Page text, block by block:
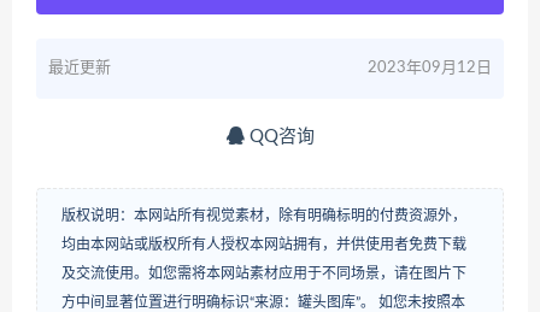
最近更新 2023年09月12日
QQ咨询
版权说明：本网站所有视觉素材，除有明确标明的付费资源外，
均由本网站或版权所有人授权本网站拥有，并供使用者免费下载
及交流使用。如您需将本网站素材应用于不同场景，请在图片下
方中间显著位置进行明确标识“来源：罐头图库”。 如您未按照本